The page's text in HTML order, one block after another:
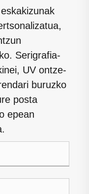
Serigrafia-
UV ontze-
buruzko
posta
epean